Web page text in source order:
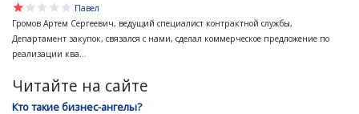
star
star
star
star
star
Павел
Громов Артем Сергеевич, ведущий специалист контрактной службы,
Департамент закупок, связался с нами, сделал коммерческое предложение по
реализации ква...
Читайте на сайте
Кто такие бизнес-ангелы?